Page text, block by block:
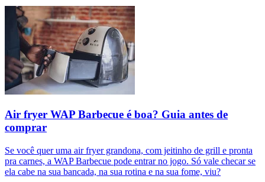
Air fryer WAP Barbecue é boa? Guia antes de
comprar
Se você quer uma air fryer grandona, com jeitinho de grill e pronta
pra carnes, a WAP Barbecue pode entrar no jogo. Só vale checar se
ela cabe na sua bancada, na sua rotina e na sua fome, viu?